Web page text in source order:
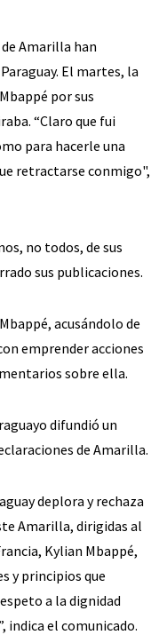
Amarilla han
El martes, la
por sus
“Claro que fui
para hacerle una
retractarse conmigo",
no todos, de sus
sus publicaciones.
acusándolo de
emprender acciones
sobre ella.
difundió un
de Amarilla.
deplora y rechaza
Amarilla, dirigidas al
Kylian Mbappé,
y principios que
a la dignidad
indica el comunicado.